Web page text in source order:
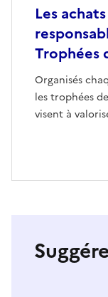
Les
Trophées
Organisés
les trophées
visent à